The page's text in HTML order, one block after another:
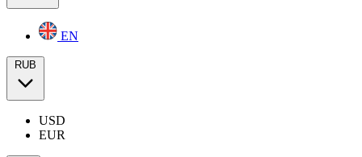
EN
RUB
USD
EUR